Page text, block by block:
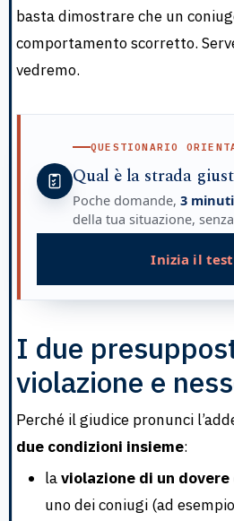
basta dimostrare che un
comportamento scorretto.
vedremo.
QUESTIONARIO
Qual è la strada
Poche domande, 3 minuti
della tua situazione,
Inizia il test
I due
violazione e
Perché il giudice pronunci
due condizioni insieme:
laviolazione di un dovere
uno dei coniugi (ad